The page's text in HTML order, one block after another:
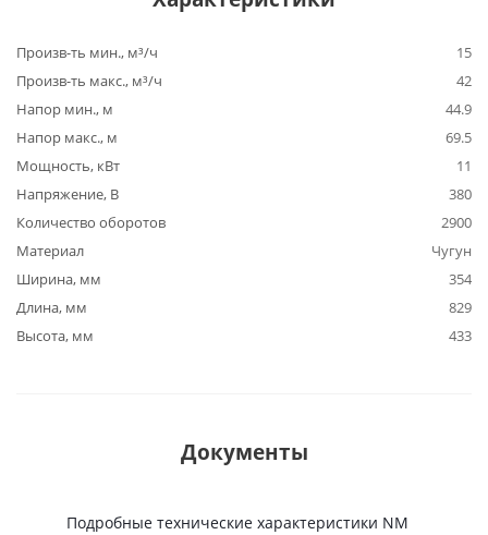
Произв-ть мин., м³/ч
15
Произв-ть макс., м³/ч
42
Напор мин., м
44.9
Напор макс., м
69.5
Мощность, кВт
11
Напряжение, В
380
Количество оборотов
2900
Материал
Чугун
Ширина, мм
354
Длина, мм
829
Высота, мм
433
Документы
Подробные технические характеристики NM